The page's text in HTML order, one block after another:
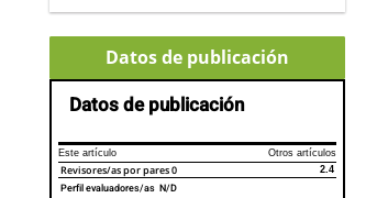
Datos de publicación
Datos de publicación
Este artículo Otros artículos
Revisores/as por pares0 2.4
Perfil evaluadores/as N/D